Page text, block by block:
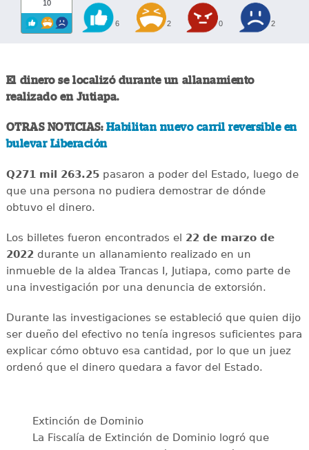
10
6 2 0 2
El dinero se localizó durante un allanamiento
realizado en Jutiapa.
OTRAS NOTICIAS: Habilitan nuevo carril reversible en
bulevar Liberación
Q271 mil 263.25pasaron a poder del Estado, luego de
que una persona no pudiera demostrar de dónde
obtuvo el dinero.
Los billetes fueron encontrados el 22 de marzo de
2022durante un allanamiento realizado en un
inmueble de la aldea Trancas I, Jutiapa, como parte de
una investigación por una denuncia de extorsión.
Durante las investigaciones se estableció que quien dijo
ser dueño del efectivo no tenía ingresos suficientes para
explicar cómo obtuvo esa cantidad, por lo que un juez
ordenó que el dinero quedara a favor del Estado.
Extinción de Dominio
La Fiscalía de Extinción de Dominio logró que